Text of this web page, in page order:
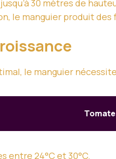
30 mètres de
le manguier produit
le manguier
entre 24°C et 30°C.